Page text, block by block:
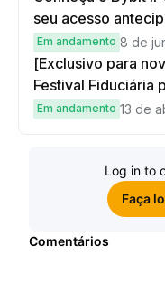
seu acesso
globais
Em andamento 8 de
[Exclusivo para
Festival Fiduciária
complete tarefas
Em andamento 13 de
Log in to
Faça
Comentários